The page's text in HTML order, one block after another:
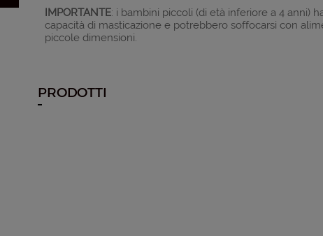
IMPORTANTE: i bambini piccoli (di età inferiore a 4 anni)
capacità di masticazione e potrebbero soffocarsi con
piccole dimensioni.
PRODOTTI